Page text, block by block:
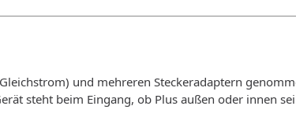
und mehreren Steckeradaptern
steht beim Eingang, ob Plus außen oder innen